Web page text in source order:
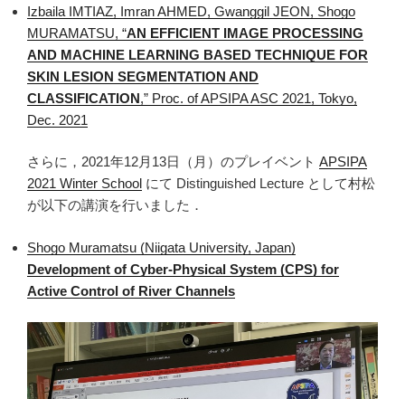
Izbaila IMTIAZ, Imran AHMED, Gwanggil JEON, Shogo
MURAMATSU, “AN EFFICIENT IMAGE PROCESSING
AND MACHINE LEARNING BASED TECHNIQUE FOR
SKIN LESION SEGMENTATION AND
CLASSIFICATION,” Proc. of APSIPA ASC 2021, Tokyo,
Dec. 2021
さらに，2021年12月13日（月）のプレイベント APSIPA
2021 Winter School にて Distinguished Lecture として村松
が以下の講演を行いました．
Shogo Muramatsu (Niigata University, Japan)
Development of Cyber-Physical System (CPS) for
Active Control of River Channels